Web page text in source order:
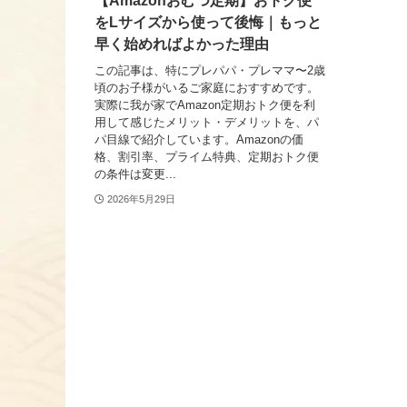
をLサイズから使って後悔｜もっと
早く始めればよかった理由
この記事は、特にプレパパ・プレママ〜2歳
頃のお子様がいるご家庭におすすめです。
実際に我が家でAmazon定期おトク便を利
用して感じたメリット・デメリットを、パ
パ目線で紹介しています。Amazonの価
格、割引率、プライム特典、定期おトク便
の条件は変更...
2026年5月29日